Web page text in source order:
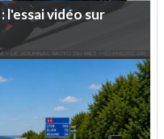
:l'essaividéosur